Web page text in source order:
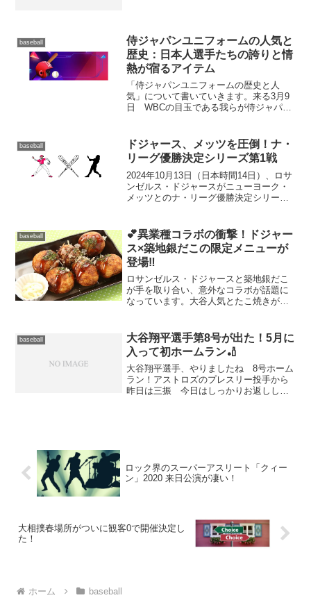
界などにどのような影響を...
baseball
侍ジャパンユニフォームの人気と
歴史：日本人選手たちの誇りと情
熱が宿るアイテム
「侍ジャパンユニフォームの歴史と人
気」について書いていきます。来る3月9
日 WBCの目玉である我らが侍ジャパン
会場 東京ドーム（日本）参加国 日本...
baseball
ドジャース、メッツを圧倒！ナ・
リーグ優勝決定シリーズ第1戦
2024年10月13日（日本時間14日）、ロサ
ンゼルス・ドジャースがニューヨーク・
メッツとのナ・リーグ優勝決定シリーズ
勝利を収めました。試合の概要 試合日:
20...
baseball
💕異業種コラボの衝撃！ドジャー
ス×築地銀だこの限定メニューが
登場‼
ロサンゼルス・ドジャースと築地銀だこ
が手を取り合い、意外なコラボが話題に
なっています。大谷人気とたこ焼きがコ
ね。名門ドジャースのお膝元で築地銀だ
こから、ファン同士の絆を...
baseball
大谷翔平選手第8号が出た！5月に
入って初ホームラン🏏
大谷翔平選手、やりましたね 8号ホーム
ラン！アストロズのプレスリー投手から
昨日は三振 今日はしっかりお返ししま
ロック界のスーパーアスリート「クィー
ン」2020 来日公演が凄い！
大相撲春場所がついに観客0で開催決定し
た！
ホーム baseball